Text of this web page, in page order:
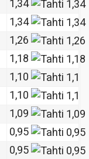
1,34
1,34
1,26
1,18
1,10
1,10
1,09
0,95
0,95